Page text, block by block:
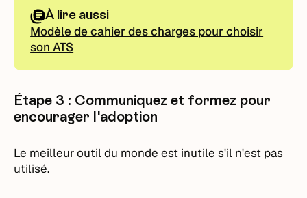
À lire aussi
Modèle de cahier des charges pour choisir
son ATS
Étape 3 : Communiquez et formez pour
encourager l'adoption
Le meilleur outil du monde est inutile s'il n'est pas
utilisé.